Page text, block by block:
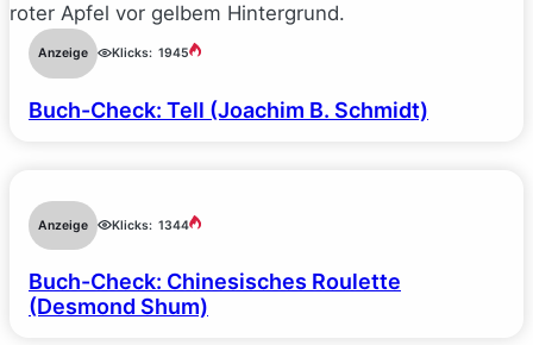
Anzeige Klicks: 1945
Buch-Check: Tell (Joachim B. Schmidt)
Anzeige Klicks: 1344
Buch-Check: Chinesisches Roulette
(Desmond Shum)